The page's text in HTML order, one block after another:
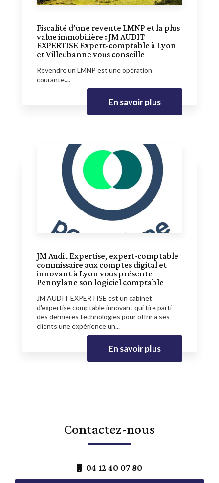
Fiscalité d’une revente LMNP et la plus
value immobilière : JM AUDIT
EXPERTISE Expert-comptable à Lyon
et Villeubanne vous conseille
Revendre un LMNP est une opération
courante....
En savoir plus
JM Audit Expertise, expert-comptable
commissaire aux comptes digital et
innovant à Lyon vous présente
Pennylane son logiciel comptable
JM AUDIT EXPERTISE est un cabinet
d'expertise comptable innovant qui tire parti
des dernières technologies pour offrir à ses
clients une expérience un...
En savoir plus
Contactez-nous
04 12 40 07 80